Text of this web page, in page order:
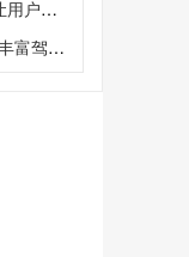
卡体验
到科目四